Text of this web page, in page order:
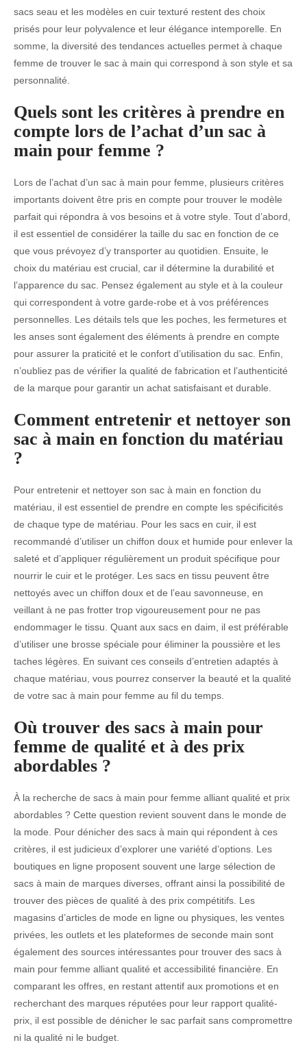
sacs seau et les modèles en cuir texturé restent des choix
prisés pour leur polyvalence et leur élégance intemporelle. En
somme, la diversité des tendances actuelles permet à chaque
femme de trouver le sac à main qui correspond à son style et sa
personnalité.
Quels sont les critères à prendre en
compte lors de l’achat d’un sac à
main pour femme ?
Lors de l’achat d’un sac à main pour femme, plusieurs critères
importants doivent être pris en compte pour trouver le modèle
parfait qui répondra à vos besoins et à votre style. Tout d’abord,
il est essentiel de considérer la taille du sac en fonction de ce
que vous prévoyez d’y transporter au quotidien. Ensuite, le
choix du matériau est crucial, car il détermine la durabilité et
l’apparence du sac. Pensez également au style et à la couleur
qui correspondent à votre garde-robe et à vos préférences
personnelles. Les détails tels que les poches, les fermetures et
les anses sont également des éléments à prendre en compte
pour assurer la praticité et le confort d’utilisation du sac. Enfin,
n’oubliez pas de vérifier la qualité de fabrication et l’authenticité
de la marque pour garantir un achat satisfaisant et durable.
Comment entretenir et nettoyer son
sac à main en fonction du matériau
?
Pour entretenir et nettoyer son sac à main en fonction du
matériau, il est essentiel de prendre en compte les spécificités
de chaque type de matériau. Pour les sacs en cuir, il est
recommandé d’utiliser un chiffon doux et humide pour enlever la
saleté et d’appliquer régulièrement un produit spécifique pour
nourrir le cuir et le protéger. Les sacs en tissu peuvent être
nettoyés avec un chiffon doux et de l’eau savonneuse, en
veillant à ne pas frotter trop vigoureusement pour ne pas
endommager le tissu. Quant aux sacs en daim, il est préférable
d’utiliser une brosse spéciale pour éliminer la poussière et les
taches légères. En suivant ces conseils d’entretien adaptés à
chaque matériau, vous pourrez conserver la beauté et la qualité
de votre sac à main pour femme au fil du temps.
Où trouver des sacs à main pour
femme de qualité et à des prix
abordables ?
À la recherche de sacs à main pour femme alliant qualité et prix
abordables ? Cette question revient souvent dans le monde de
la mode. Pour dénicher des sacs à main qui répondent à ces
critères, il est judicieux d’explorer une variété d’options. Les
boutiques en ligne proposent souvent une large sélection de
sacs à main de marques diverses, offrant ainsi la possibilité de
trouver des pièces de qualité à des prix compétitifs. Les
magasins d’articles de mode en ligne ou physiques, les ventes
privées, les outlets et les plateformes de seconde main sont
également des sources intéressantes pour trouver des sacs à
main pour femme alliant qualité et accessibilité financière. En
comparant les offres, en restant attentif aux promotions et en
recherchant des marques réputées pour leur rapport qualité-
prix, il est possible de dénicher le sac parfait sans compromettre
ni la qualité ni le budget.